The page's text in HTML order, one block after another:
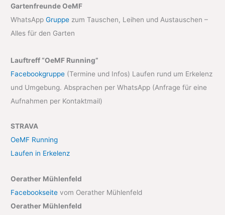
Gartenfreunde OeMF
WhatsAppGruppe zum Tauschen, Leihen und Austauschen –
Alles für den Garten
Lauftreff “OeMF Running”
Facebookgruppe (Termine und Infos) Laufen rund um Erkelenz
und Umgebung. Absprachen per WhatsApp (Anfrage für eine
Aufnahmen per Kontaktmail)
STRAVA
OeMF Running
Laufen in Erkelenz
Oerather Mühlenfeld
Facebookseite vom Oerather Mühlenfeld
Oerather Mühlenfeld